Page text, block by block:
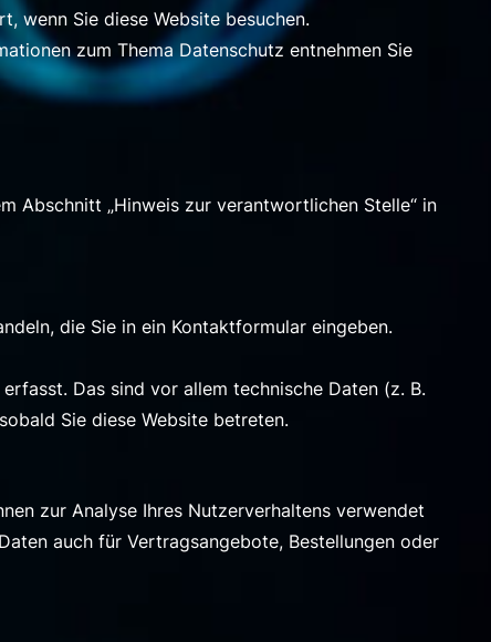
wenn Sie diese Website besuchen.
zum Thema Datenschutz entnehmen Sie
Abschnitt „Hinweis zur verantwortlichen Stelle“ in
die Sie in ein Kontaktformular eingeben.
Das sind vor allem technische Daten (z. B.
Sie diese Website betreten.
zur Analyse Ihres Nutzerverhaltens verwendet
auch für Vertragsangebote, Bestellungen oder